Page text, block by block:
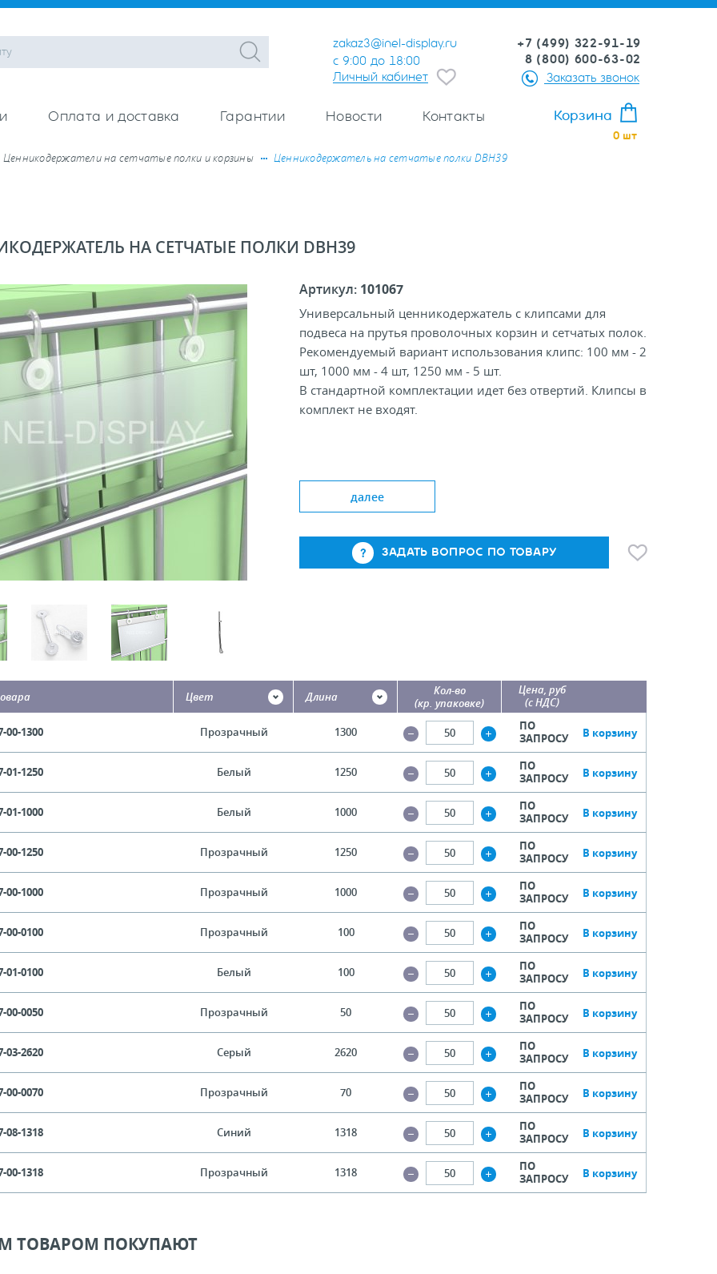
zakaz3@inel-display.ru
с 9:00 до 18:00
Личный кабинет
+7 (499) 322-91-19
8 (800) 600-63-02
Заказать звонок
Оплата и доставка Гарантии Новости Контакты Корзина
0 шт
Ценникодержатели на сетчатые полки и корзины Ценникодержатель на сетчатые полки DBH39
НА СЕТЧАТЫЕ ПОЛКИ DBH39
Артикул: 101067
Универсальный ценникодержатель с клипсами для
подвеса на прутья проволочных корзин и сетчатых полок.
Рекомендуемый вариант использования клипс: 100 мм - 2
шт, 1000 мм - 4 шт, 1250 мм - 5 шт.
В стандартной комплектации идет без отвертий. Клипсы в
комплект не входят.
тандарная длина, мм: 100, 1000, 1250
далее
ЗАДАТЬ ВОПРОС ПО ТОВАРУ
Цвет Длина
Кол-во
(кр. упаковке)
Цена, руб
(с НДС)
00-1300 Прозрачный 1300
ПО
ЗАПРОСУ
В корзину
01-1250 Белый 1250
ПО
ЗАПРОСУ
В корзину
01-1000 Белый 1000
ПО
ЗАПРОСУ
В корзину
00-1250 Прозрачный 1250
ПО
ЗАПРОСУ
В корзину
00-1000 Прозрачный 1000
ПО
ЗАПРОСУ
В корзину
00-0100 Прозрачный 100
ПО
ЗАПРОСУ
В корзину
01-0100 Белый 100
ПО
ЗАПРОСУ
В корзину
00-0050 Прозрачный 50
ПО
ЗАПРОСУ
В корзину
03-2620 Серый 2620
ПО
ЗАПРОСУ
В корзину
00-0070 Прозрачный 70
ПО
ЗАПРОСУ
В корзину
08-1318 Синий 1318
ПО
ЗАПРОСУ
В корзину
00-1318 Прозрачный 1318
ПО
ЗАПРОСУ
В корзину
ТОВАРОМ ПОКУПАЮТ